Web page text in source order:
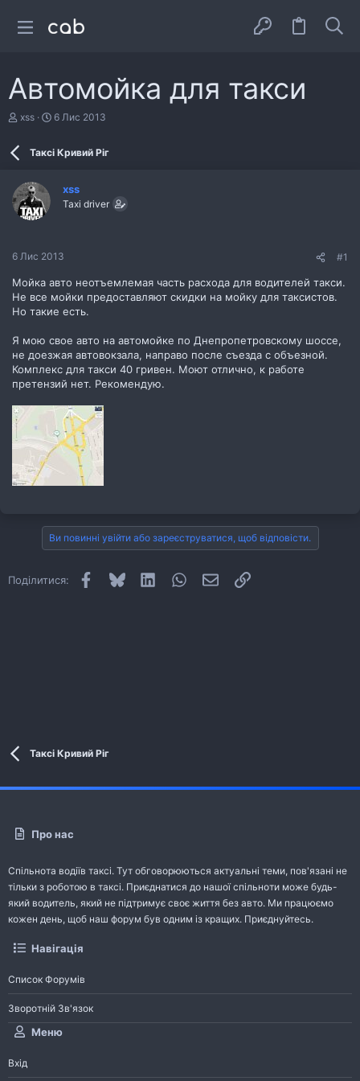
Автомойка для такси
А
т
е
м
и
xss
Д
а
н
6 Лис 2013
Таксі Кривий Ріг
xss
Taxi driver
6 Лис 2013 #1
Мойка авто неотъемлемая часть расхода для водителей такси.
Не все мойки предоставляют скидки на мойку для таксистов.
Но такие есть.
Я мою свое авто на автомойке по Днепропетровскому шоссе,
не доезжая автовокзала, направо после съезда с объезной.
Комплекс для такси 40 гривен. Моют отлично, к работе
претензий нет. Рекомендую.
Ви повинні увійти або зареєструватися, щоб відповісти.
Поділитися: Facebook
Bluesky LinkedInWhatsApp
E-mailПосилання
Таксі Кривий Ріг
Про нас
Спільнота водіїв таксі. Тут обговорюються актуальні теми, пов'язані не
тільки з роботою в таксі. Приєднатися до нашої спільноти може будь-
який водитель, який не підтримує своє життя без авто. Ми працюємо
кожен день, щоб наш форум був одним із кращих. Приєднуйтесь.
Навігація
Список Форумів
Зворотній Зв'язок
Меню
Вхід